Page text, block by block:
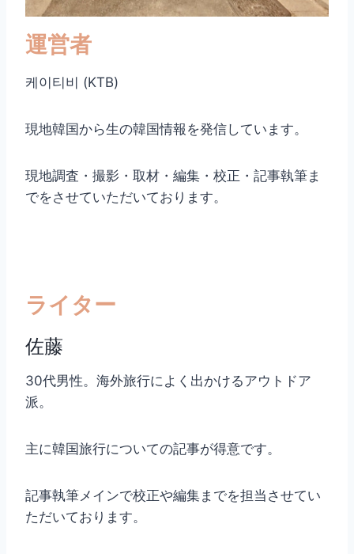
運営者
케이티비 (KTB)
現地韓国から生の韓国情報を発信しています。
現地調査・撮影・取材・編集・校正・記事執筆ま
でをさせていただいております。
ライター
佐藤
30代男性。海外旅行によく出かけるアウトドア
派。
主に韓国旅行についての記事が得意です。
記事執筆メインで校正や編集までを担当させてい
ただいております。